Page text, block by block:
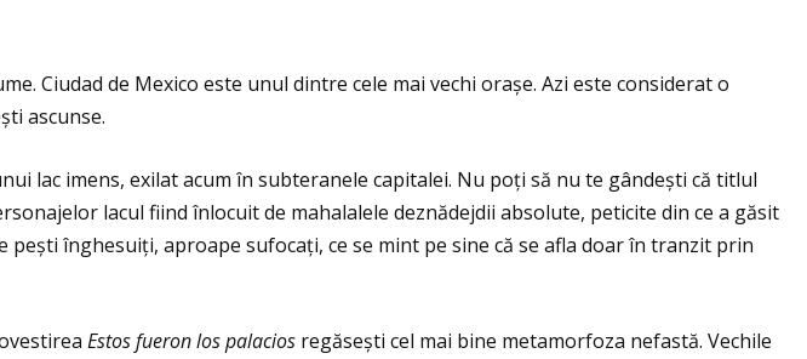
Ciudad de Mexico este unul dintre cele mai vechi orașe. Azi este considerat o
ascunse.
lac imens, exilat acum în subteranele capitalei. Nu poţi să nu te gândești că titlul
lacul fiind înlocuit de mahalalele deznădejdii absolute, peticite din ce a găsit
înghesuiţi, aproape sufocaţi, ce se mint pe sine că se afla doar în tranzit prin
Estos fueron los palacios regăsești cel mai bine metamorfoza nefastă. Vechile